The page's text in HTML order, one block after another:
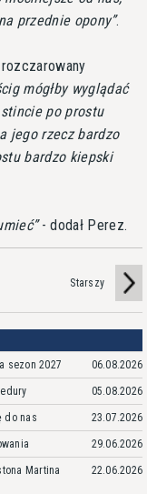
przednie opony .
mógłby wyglądać
po prostu
jego rzecz bardzo
bardzo kiepski
- dodał Perez.
Starszy
sezon 2027 06.08.2026
05.08.2026
do nas 23.07.2026
29.06.2026
Martina 22.06.2026